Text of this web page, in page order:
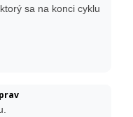
sa na konci cyklu